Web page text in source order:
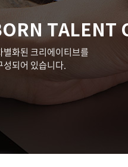
TALENT
화된 크리에이티브를
성되어 있습니다.